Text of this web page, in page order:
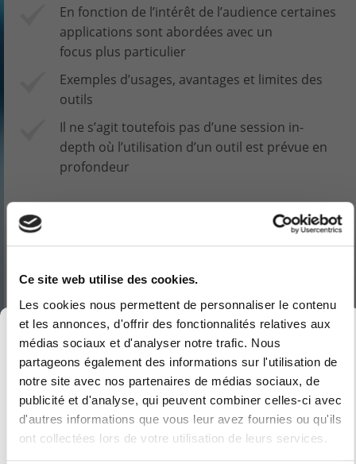
Ce site web utilise des cookies.
Les cookies nous permettent de personnaliser le contenu
et les annonces, d'offrir des fonctionnalités relatives aux
médias sociaux et d'analyser notre trafic. Nous
partageons également des informations sur l'utilisation de
notre site avec nos partenaires de médias sociaux, de
publicité et d'analyse, qui peuvent combiner celles-ci avec
d'autres informations que vous leur avez fournies ou qu'ils
ont collectées lors de votre utilisation de leurs services.
Computerland devient KEYES, votre partenaire
belge de référence en solutions digitales, alliant
En fonction de l’intérêt de l’audience certaines
applications sont abordées avec un
focus plus particulier
Exemples d’usages, avantages et limites des
outils
Il ne s’agit toutefois pas d’une session in-
depth où l’utilisation d’un outil est prévue en
profondeur
Vous êtesintéressé
par cette formation?
Vous souhaitez des
renseignements
complémentaires